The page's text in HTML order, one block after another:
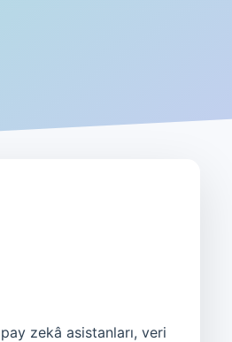
zekâ asistanları, veri